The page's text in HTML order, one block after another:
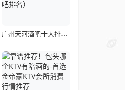
广州天河酒吧十大排名（广州天河区酒吧排名）